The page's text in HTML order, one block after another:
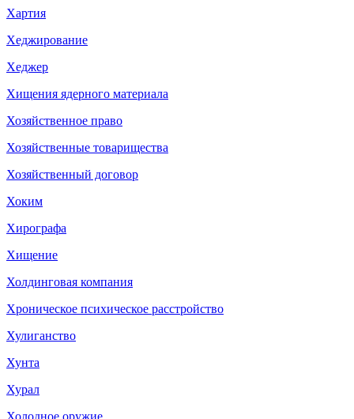
Хартия
Хеджирование
Хеджер
Хищения ядерного материала
Хозяйственное право
Хозяйственные товарищества
Хозяйственный договор
Хоким
Хирографа
Хищение
Холдинговая компания
Хроническое психическое расстройство
Хулиганство
Хунта
Хурал
Холодное оружие